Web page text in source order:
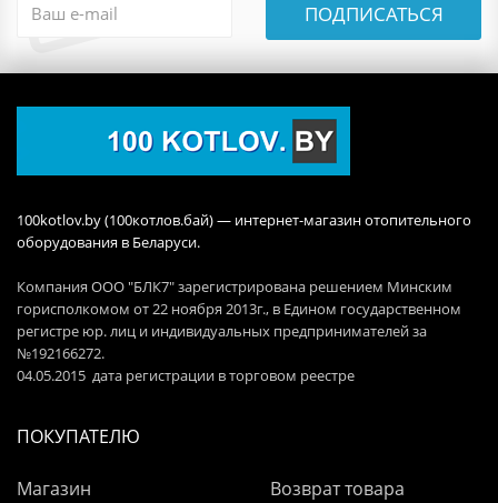
ПОДПИСАТЬСЯ
100kotlov.by (100котлов.бай) — интернет-магазин отопительного
оборудования в Беларуси.
Компания ООО "БЛК7" зарегистрирована решением Минским
горисполкомом от 22 ноября 2013г., в Едином государственном
регистре юр. лиц и индивидуальных предпринимателей за
№192166272.
04.05.2015 дата регистрации в торговом реестре
ПОКУПАТЕЛЮ
Магазин
Возврат товара